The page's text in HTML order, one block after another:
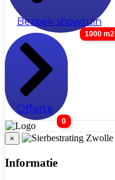
Bezoek showtuin
1000 m2
Offerte
0
×
Informatie